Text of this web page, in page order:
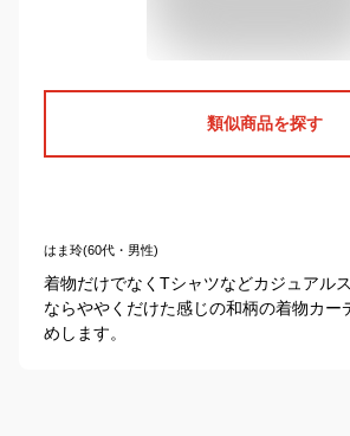
類似商品を探す
はま玲(60代・男性)
着物だけでなくTシャツなどカジュアル
ならややくだけた感じの和柄の着物カー
めします。